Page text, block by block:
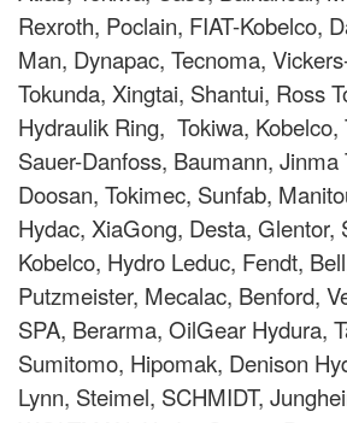
Rexroth, Poclain, FIAT-Kobelco,
Man, Dynapac, Tecnoma,
Tokunda, Xingtai, Shantui, Ross
Hydraulik Ring, Tokiwa, Kobelco,
Sauer-Danfoss, Baumann, Jinma
Doosan, Tokimec, Sunfab,
Hydac, XiaGong, Desta, Glentor,
Kobelco, Hydro Leduc, Fendt,
Putzmeister, Mecalac, Benford,
SPA, Berarma, OilGear Hydura,
Sumitomo, Hipomak, Denison
Lynn, Steimel, SCHMIDT,